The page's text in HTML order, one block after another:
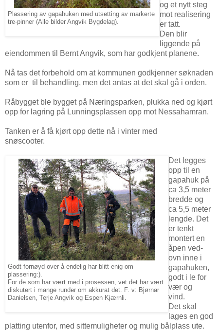
Plassering av gapahuken med utsetting av markerte
tre-pinner (Alle bilder Angvik Bygdelag).
og et nytt steg
mot realisering
er tatt.
Den blir
liggende på
eiendommen til Bernt Angvik, som har godkjent planene.
Nå tas det forbehold om at kommunen godkjenner søknaden
som er til behandling, men det antas at det skal gå i orden.
Råbygget ble bygget på Næringsparken, plukka ned og kjørt
opp for lagring på Lunningsplassen opp mot Nessahamran.
Tanken er å få kjørt opp dette nå i vinter med
snøscooter.
Godt fornøyd over å endelig har blitt enig om
plassering:).
For de som har vært med i prosessen, vet det har vært
diskutert i mange runder om akkurat det. F. v: Bjørnar
Danielsen, Terje Angvik og Espen Kjærnli.
Det legges
opp til en
gapahuk på
ca 3,5 meter
bredde og
ca 5,5 meter
lengde. Det
er tenkt
montert en
åpen ved-
ovn inne i
gapahuken,
godt i le for
vær og
vind.
Det skal
lages en god
platting utenfor, med sittemuligheter og mulig bålplass ute.